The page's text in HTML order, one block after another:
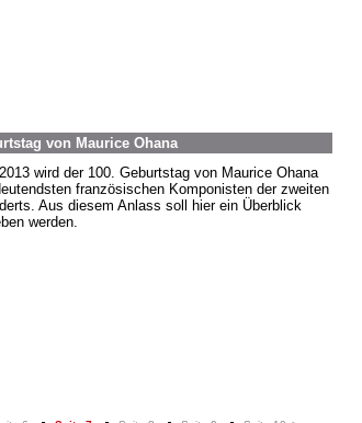
von Maurice Ohana
wird der 100. Geburtstag von Maurice Ohana
französischen Komponisten der zweiten
Aus diesem Anlass soll hier ein Überblick
werden.